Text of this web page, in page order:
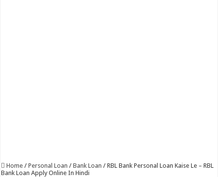
Home / Personal Loan / Bank Loan / RBL Bank Personal Loan Kaise Le – RBL
Bank Loan Apply Online In Hindi